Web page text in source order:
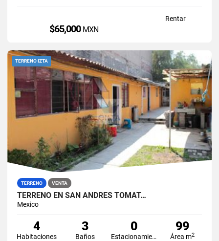
Rentar
$65,000 MXN
TERRENO IZTA
TERRENO VENTA
TERRENO EN SAN ANDRES TOMAT…
Mexico
4
Habitaciones
3
Baños
0
Estacionamiento
99
Área m2